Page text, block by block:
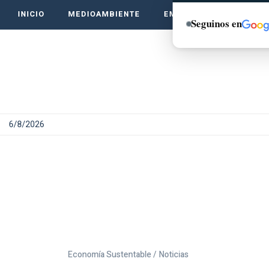
INICIO MEDIOAMBIENTE EMPRENDE VERDE
6/8/2026
Economía Sustentable / Noticias
Seguinos en